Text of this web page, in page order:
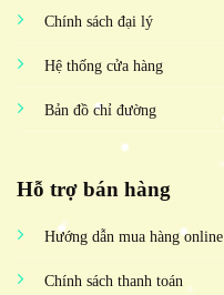
Chính sách đại lý
Hệ thống cửa hàng
Bản đồ chỉ đường
Hỗ trợ bán hàng
Hướng dẫn mua hàng online
Chính sách thanh toán